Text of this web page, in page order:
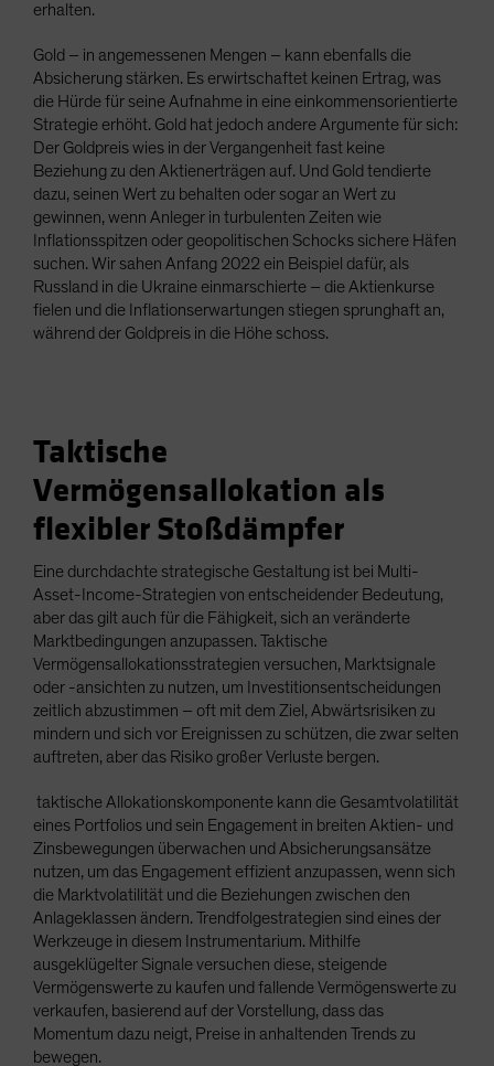
erhalten.
Gold – in angemessenen Mengen – kann ebenfalls die
Absicherung stärken. Es erwirtschaftet keinen Ertrag, was
die Hürde für seine Aufnahme in eine einkommensorientierte
Strategie erhöht. Gold hat jedoch andere Argumente für sich:
Der Goldpreis wies in der Vergangenheit fast keine
Beziehung zu den Aktienerträgen auf. Und Gold tendierte
dazu, seinen Wert zu behalten oder sogar an Wert zu
gewinnen, wenn Anleger in turbulenten Zeiten wie
Inflationsspitzen oder geopolitischen Schocks sichere Häfen
suchen. Wir sahen Anfang 2022 ein Beispiel dafür, als
Russland in die Ukraine einmarschierte – die Aktienkurse
fielen und die Inflationserwartungen stiegen sprunghaft an,
während der Goldpreis in die Höhe schoss.
Taktische
Vermögensallokation als
flexibler Stoßdämpfer
Eine durchdachte strategische Gestaltung ist bei Multi-
Asset-Income-Strategien von entscheidender Bedeutung,
aber das gilt auch für die Fähigkeit, sich an veränderte
Marktbedingungen anzupassen. Taktische
Vermögensallokationsstrategien versuchen, Marktsignale
oder -ansichten zu nutzen, um Investitionsentscheidungen
zeitlich abzustimmen – oft mit dem Ziel, Abwärtsrisiken zu
mindern und sich vor Ereignissen zu schützen, die zwar selten
auftreten, aber das Risiko großer Verluste bergen.
taktische Allokationskomponente kann die Gesamtvolatilität
eines Portfolios und sein Engagement in breiten Aktien- und
Zinsbewegungen überwachen und Absicherungsansätze
nutzen, um das Engagement effizient anzupassen, wenn sich
die Marktvolatilität und die Beziehungen zwischen den
Anlageklassen ändern. Trendfolgestrategien sind eines der
Werkzeuge in diesem Instrumentarium. Mithilfe
ausgeklügelter Signale versuchen diese, steigende
Vermögenswerte zu kaufen und fallende Vermögenswerte zu
verkaufen, basierend auf der Vorstellung, dass das
Momentum dazu neigt, Preise in anhaltenden Trends zu
bewegen.